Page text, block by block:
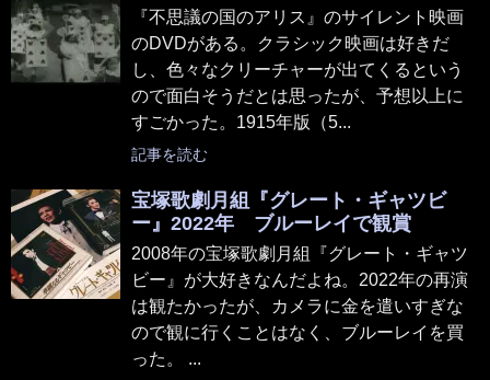
『不思議の国のアリス』のサイレント映画
のDVDがある。クラシック映画は好きだ
し、色々なクリーチャーが出てくるという
ので面白そうだとは思ったが、予想以上に
すごかった。1915年版（5...
記事を読む
宝塚歌劇月組『グレート・ギャツビ
ー』2022年 ブルーレイで観賞
2008年の宝塚歌劇月組『グレート・ギャツ
ビー』が大好きなんだよね。2022年の再演
は観たかったが、カメラに金を遣いすぎな
ので観に行くことはなく、ブルーレイを買
った。 ...